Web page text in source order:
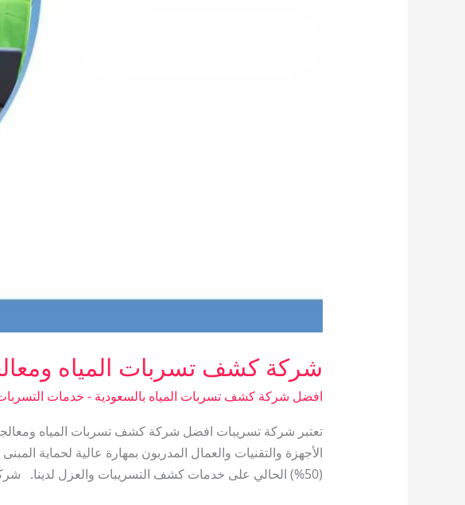
شركة كشف تسربات المياه ومعالجة
افضل شركة كشف تسربات المياه بالسعودية - خدمات
تعتبر شركة تسريبات افضل شركة كشف تسربات المياه
الأجهزة والتقنيات والعمال المدربون بمهارة عالية لحماية
(50%) الحالي على خدمات كشف التسريبات والعزل لدينا. شركة كشف تسربات المياه ومعالجة […]